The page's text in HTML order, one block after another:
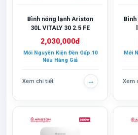
Bình nóng lạnh Ariston
30L VITALY 30 2.5 FE
2,030,000đ
Mới Nguyên Kiện Đền Gấp 10
Nếu Hàng Giả
Xem chi tiết →
Mới
Xem